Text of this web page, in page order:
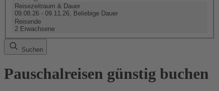
Reisezeitraum & Dauer
09.08.26 - 09.11.26, Beliebige Dauer
Reisende
2 Erwachsene
Suchen
Pauschalreisen günstig buchen